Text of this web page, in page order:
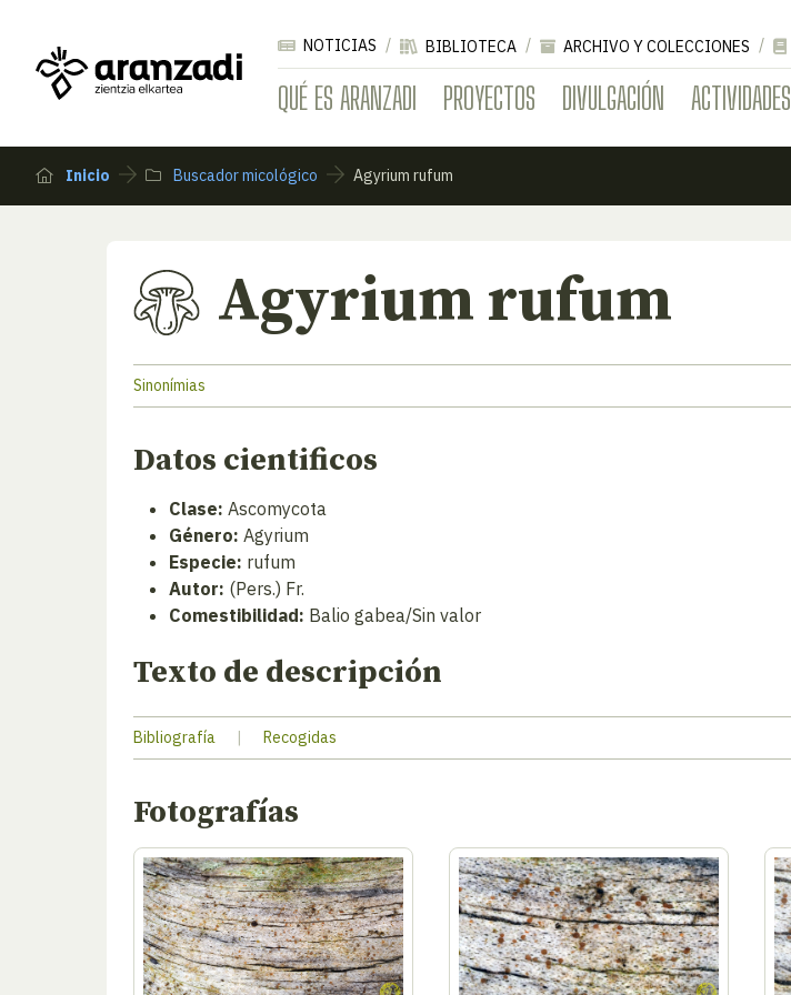
QUÉ ES ARANZADI PROYECTOS DIVULGACIÓN ACTIVIDADES
NOTICIAS BIBLIOTECA ARCHIVO Y COLECCIONES
Inicio Buscador micológico Agyrium rufum
Agyrium rufum
Sinonímias
Datos cientificos
Clase: Ascomycota
Género: Agyrium
Especie: rufum
Autor: (Pers.) Fr.
Comestibilidad: Balio gabea/Sin valor
Texto de descripción
Bibliografía | Recogidas
Fotografías